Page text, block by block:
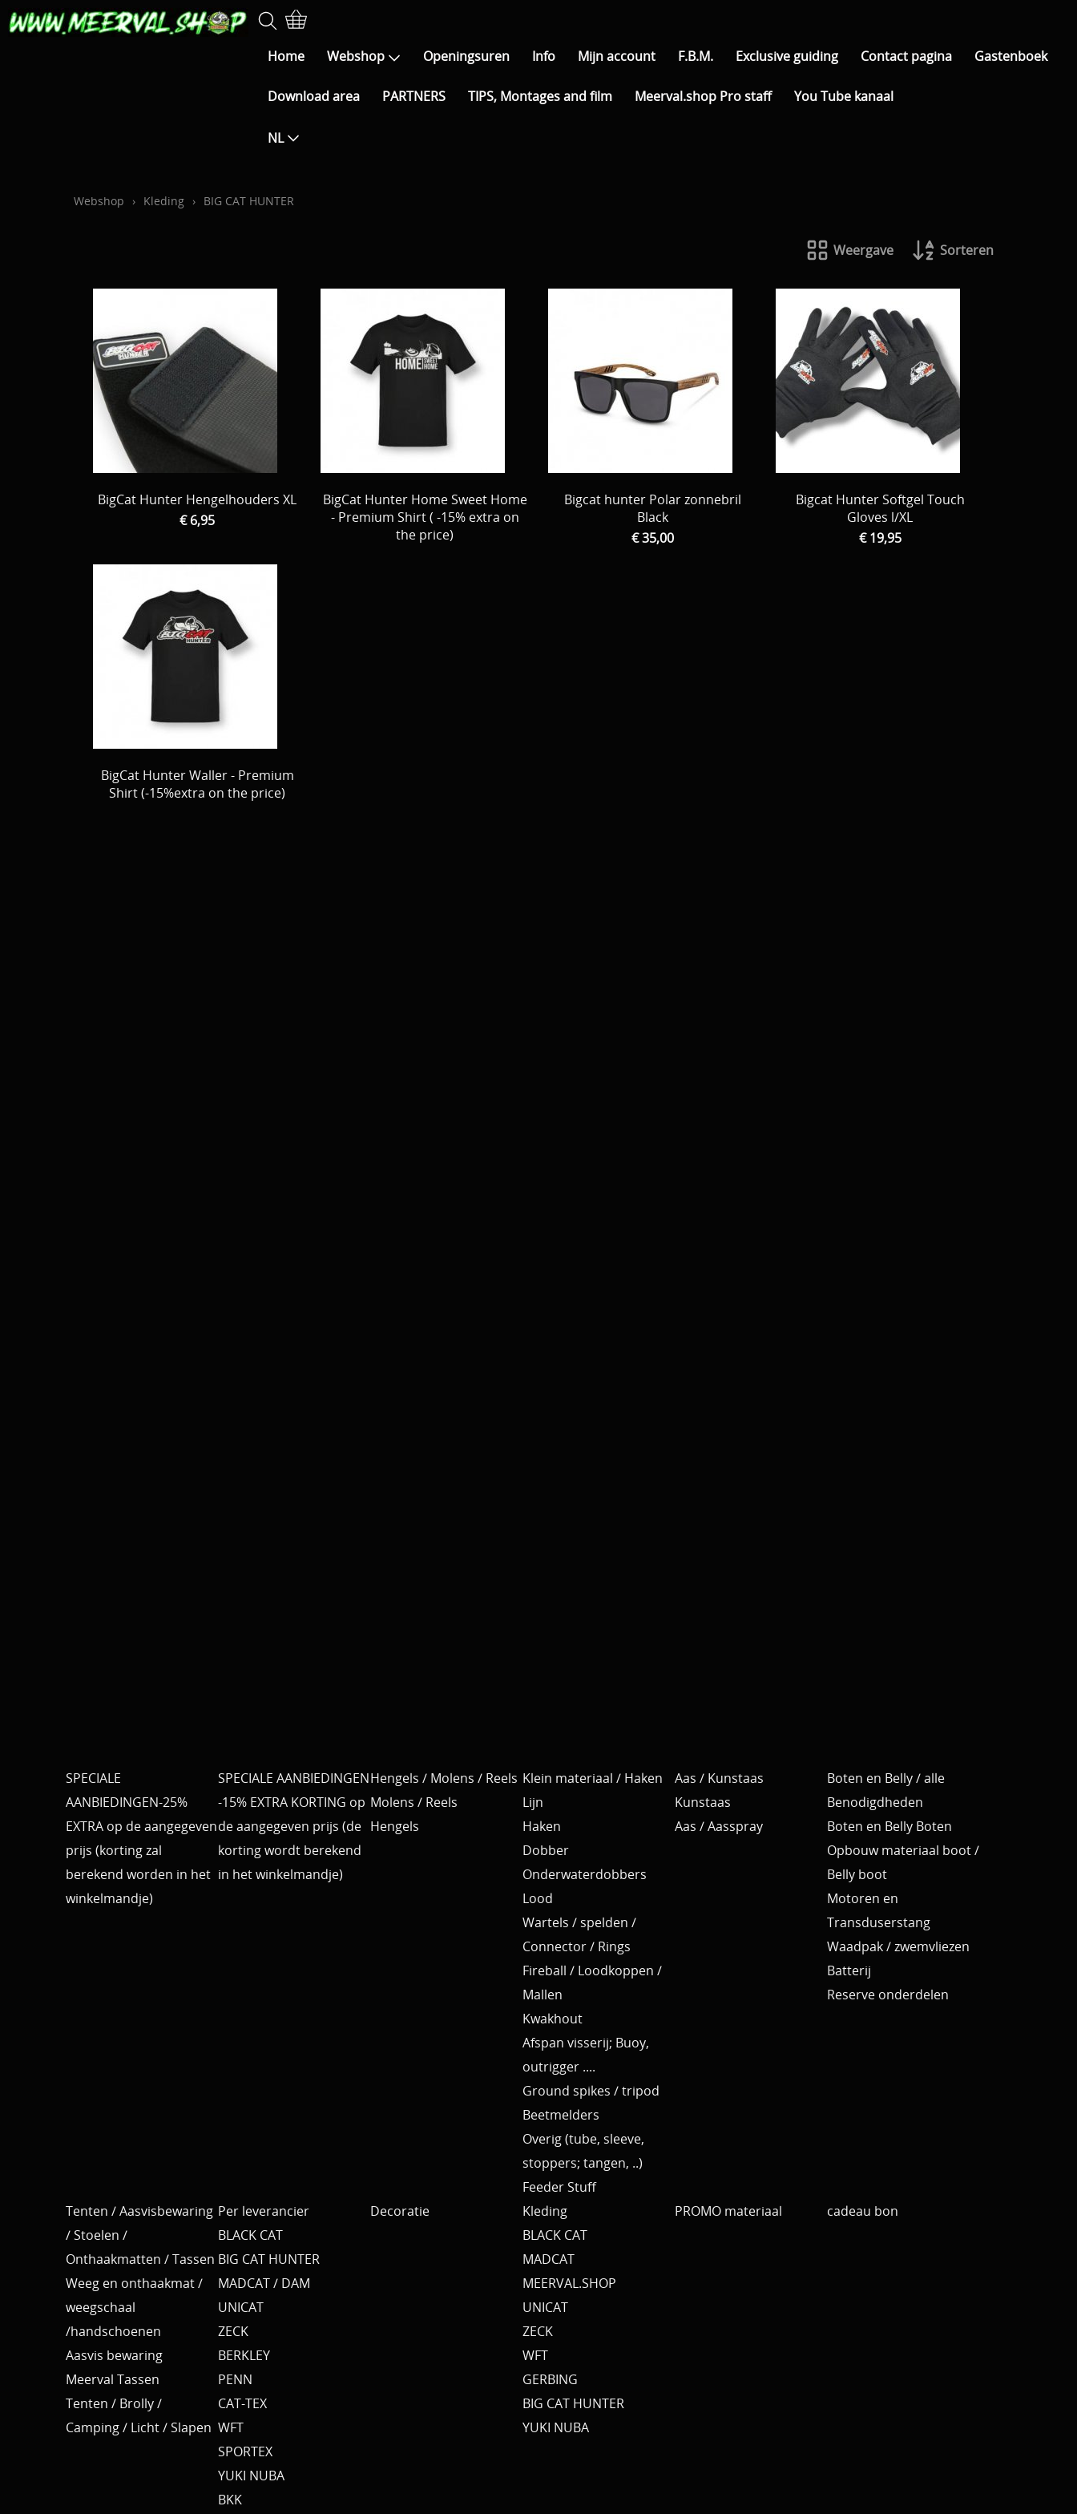
Home Webshop Openingsuren Info Mijn account F.B.M. Exclusive guiding Contact pagina Gastenboek
Download area PARTNERS TIPS, Montages and film Meerval.shop Pro staff You Tube kanaal
NL
Webshop › Kleding › BIG CAT HUNTER
Weergave Sorteren
BigCat Hunter Hengelhouders XL
€ 6,95
BigCat Hunter Home Sweet Home
- Premium Shirt ( -15% extra on
the price)
Bigcat hunter Polar zonnebril
Black
€ 35,00
Bigcat Hunter Softgel Touch
Gloves l/XL
€ 19,95
BigCat Hunter Waller - Premium
Shirt (-15%extra on the price)
SPECIALE
AANBIEDINGEN-25%
EXTRA op de aangegeven
prijs (korting zal
berekend worden in het
winkelmandje)
SPECIALE AANBIEDINGEN
-15% EXTRA KORTING op
de aangegeven prijs (de
korting wordt berekend
in het winkelmandje)
Hengels / Molens / Reels
Molens / Reels
Hengels
Klein materiaal / Haken
Lijn
Haken
Dobber
Onderwaterdobbers
Lood
Wartels / spelden /
Connector / Rings
Fireball / Loodkoppen /
Mallen
Kwakhout
Afspan visserij; Buoy,
outrigger ....
Ground spikes / tripod
Beetmelders
Overig (tube, sleeve,
stoppers; tangen, ..)
Feeder Stuff
Aas / Kunstaas
Kunstaas
Aas / Aasspray
Boten en Belly / alle
Benodigdheden
Boten en Belly Boten
Opbouw materiaal boot /
Belly boot
Motoren en
Transduserstang
Waadpak / zwemvliezen
Batterij
Reserve onderdelen
Tenten / Aasvisbewaring
/ Stoelen /
Onthaakmatten / Tassen
Weeg en onthaakmat /
weegschaal
/handschoenen
Aasvis bewaring
Meerval Tassen
Tenten / Brolly /
Camping / Licht / Slapen
Per leverancier
BLACK CAT
BIG CAT HUNTER
MADCAT / DAM
UNICAT
ZECK
BERKLEY
PENN
CAT-TEX
WFT
SPORTEX
YUKI NUBA
BKK
Decoratie
Kleding
BLACK CAT
MADCAT
MEERVAL.SHOP
UNICAT
ZECK
WFT
GERBING
BIG CAT HUNTER
YUKI NUBA
PROMO materiaal cadeau bon